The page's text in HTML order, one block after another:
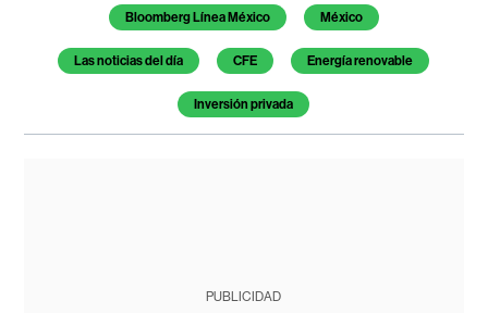
Temas de este artículo
Bloomberg Línea México México
Las noticias del día CFE Energía renovable
Inversión privada
PUBLICIDAD